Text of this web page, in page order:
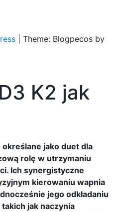
Theme: Blogpecos by
K2 jak
jako duet dla
rolę w utrzymaniu
Ich synergistyczne
kierowaniu wapnia
jego odkładaniu
jak naczynia